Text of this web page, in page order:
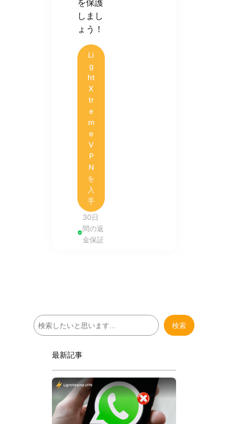
を保護
しまし
ょう！
Li
g
ht
X
tr
e
m
e
V
P
N
を
入
手
30日
間の返
金保証
検
索
検索
最新記事